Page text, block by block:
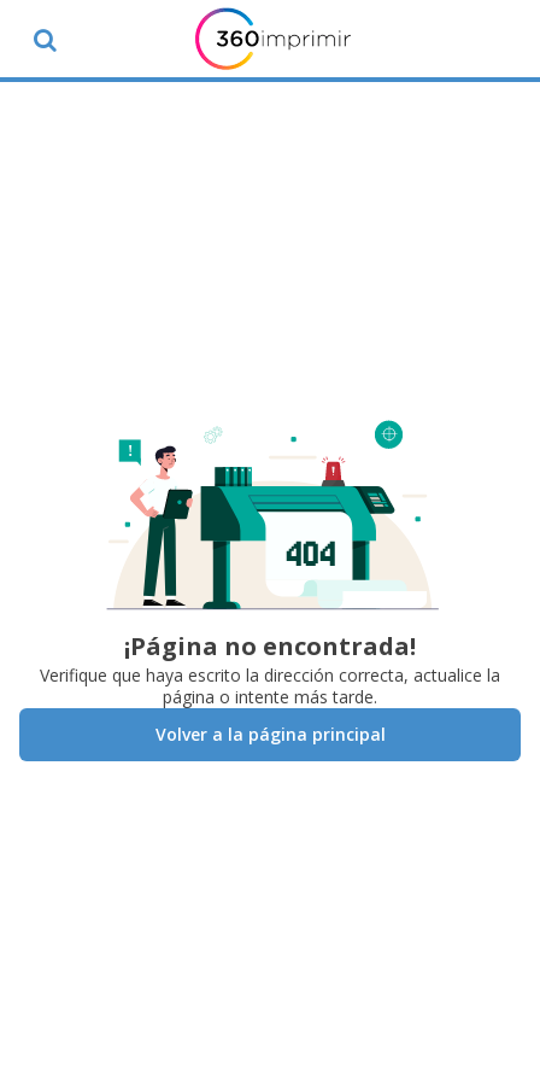
¡Página no encontrada!
Verifique que haya escrito la dirección correcta, actualice la
página o intente más tarde.